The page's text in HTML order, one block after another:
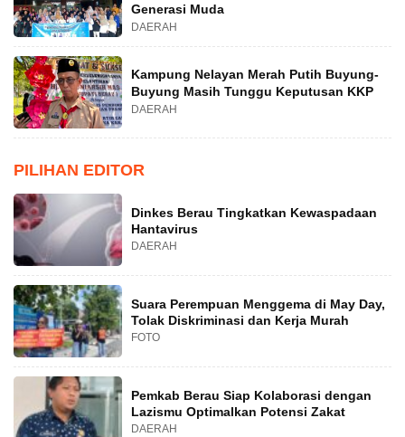
Generasi Muda
DAERAH
Kampung Nelayan Merah Putih Buyung-
Buyung Masih Tunggu Keputusan KKP
DAERAH
PILIHAN EDITOR
Dinkes Berau Tingkatkan Kewaspadaan
Hantavirus
DAERAH
Suara Perempuan Menggema di May Day,
Tolak Diskriminasi dan Kerja Murah
FOTO
Pemkab Berau Siap Kolaborasi dengan
Lazismu Optimalkan Potensi Zakat
DAERAH